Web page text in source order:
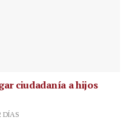
ciudadanía a hijos
DÍAS